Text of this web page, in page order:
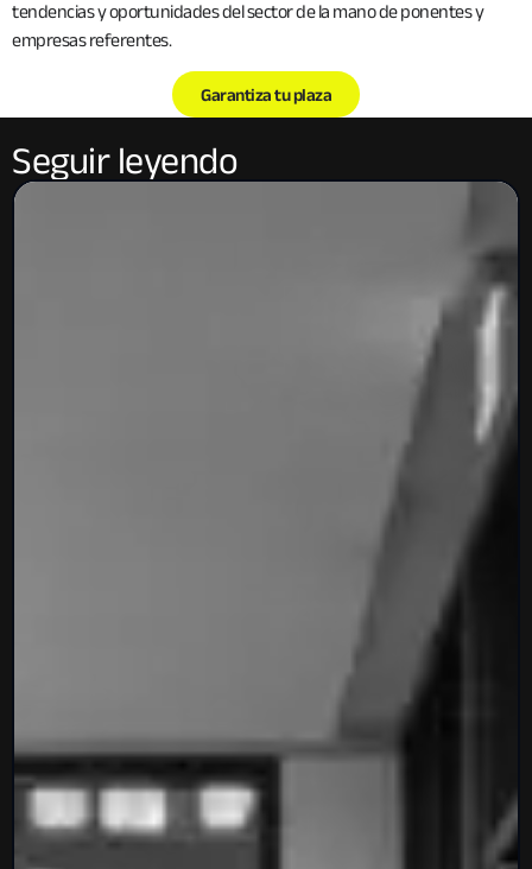
tendencias y oportunidades del sector de la mano de ponentes y
empresas referentes.
Garantiza tu plaza
Seguir leyendo